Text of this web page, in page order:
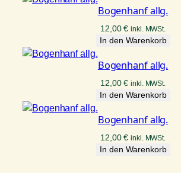
Bogenhanf allg.
12,00€ inkl. MWSt.
In den Warenkorb
Bogenhanf allg.
12,00€ inkl. MWSt.
In den Warenkorb
Bogenhanf allg.
12,00€ inkl. MWSt.
In den Warenkorb